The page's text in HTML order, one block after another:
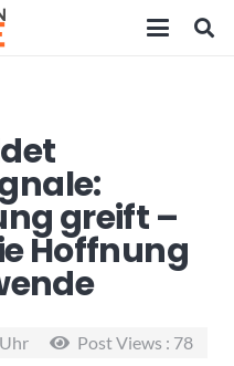
greift –
Hoffnung
Post Views : 78